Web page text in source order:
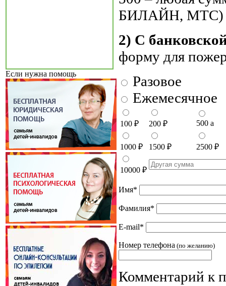
Если нужна помощь
БИЛАЙН, МТС)
2) С
форму для
Разовое
Ежемесячное
100 ₽ 200 ₽ 500 a
1000 ₽ 1500 ₽ 2500 ₽
10000 ₽
Имя*
Фамилия*
E-mail*
Номер телефона (по желанию)
Комментарий к